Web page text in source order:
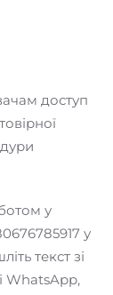
доступ
у
у
текст зі
WhatsApp,